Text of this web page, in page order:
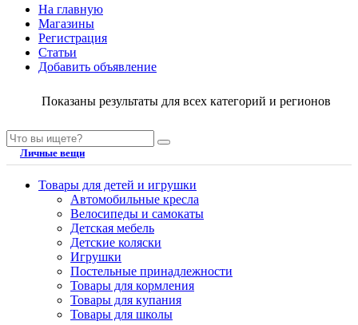
На главную
Магазины
Регистрация
Статьи
Добавить объявление
Показаны результаты для всех категорий и регионов
Личные вещи
Товары для детей и игрушки
Автомобильные кресла
Велосипеды и самокаты
Детская мебель
Детские коляски
Игрушки
Постельные принадлежности
Товары для кормления
Товары для купания
Товары для школы